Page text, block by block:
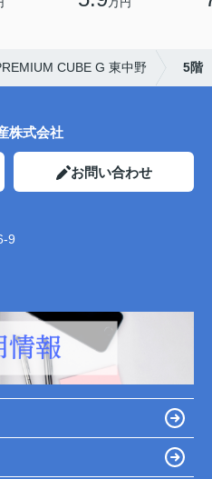
CUBE G 東中野 5階
株式会社
お問い合わせ
9